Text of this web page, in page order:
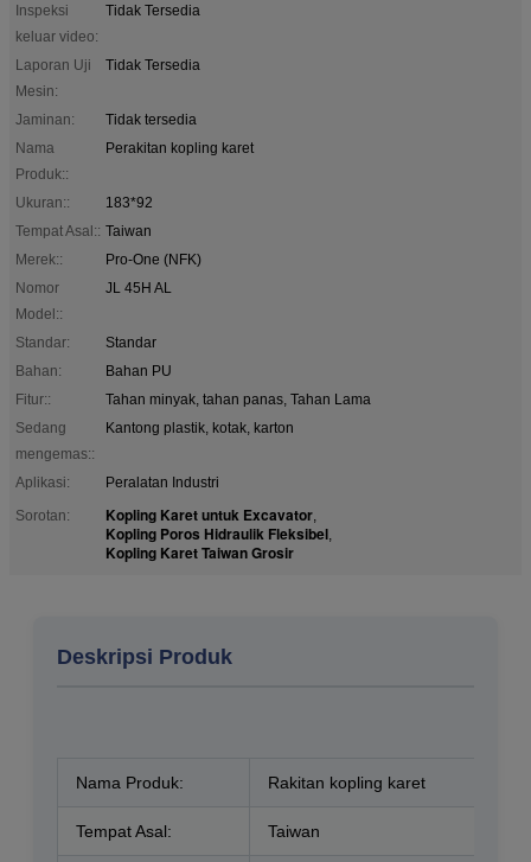
Inspeksi
keluar video:
Tidak Tersedia
Laporan Uji
Mesin:
Tidak Tersedia
Jaminan:
Tidak tersedia
Nama
Produk::
Perakitan kopling karet
Ukuran::
183*92
Tempat Asal:: Taiwan
Merek::
Pro-One (NFK)
Nomor
Model::
JL 45H AL
Standar:
Standar
Bahan:
Bahan PU
Fitur::
Tahan minyak, tahan panas, Tahan Lama
Sedang
mengemas::
Kantong plastik, kotak, karton
Aplikasi:
Peralatan Industri
Sorotan:
Kopling Karet untuk Excavator,
Kopling Poros Hidraulik Fleksibel,
Kopling Karet Taiwan Grosir
Deskripsi Produk
Nama Produk: Rakitan kopling karet
Tempat Asal: Taiwan